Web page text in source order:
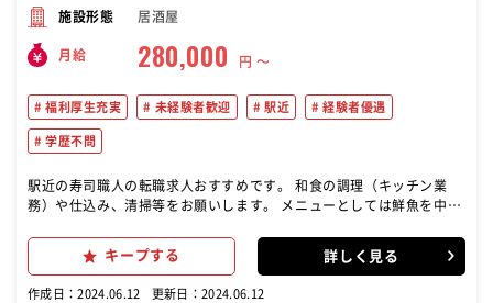
施設形態 居酒屋
月給 280,000 円 〜
福利厚生充実 未経験者歓迎 駅近 経験者優遇
学歴不問
駅近の寿司職人の転職求人おすすめです。 和食の調理（キッチン業
務）や仕込み、清掃等をお願いします。 メニューとしては鮮魚を中心
認ください。
キープする 詳しく見る
作成日：2024.06.12 更新日：2024.06.12